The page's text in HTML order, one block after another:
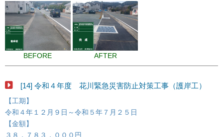
BEFORE AFTER
[14] 令和４年度 花川緊急災害防止対策工事（護岸工）
【工期】
令和４年１２月９日～令和５年７月２５日
【金額】
３８，７８３，０００円